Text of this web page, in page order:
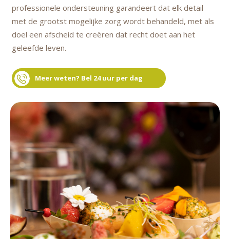
professionele ondersteuning garandeert dat elk detail
met de grootst mogelijke zorg wordt behandeld, met als
doel een afscheid te creëren dat recht doet aan het
geleefde leven.
Meer weten? Bel 24 uur per dag